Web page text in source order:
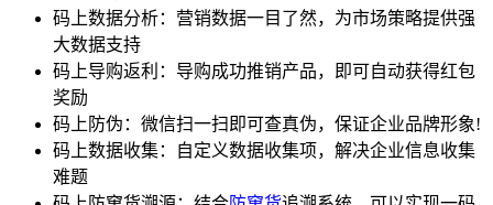
码上数据分析：营销数据一目了然，为市场策略提供强
大数据支持
码上导购返利：导购成功推销产品，即可自动获得红包
奖励
码上防伪：微信扫一扫即可查真伪，保证企业品牌形象!
码上数据收集：自定义数据收集项，解决企业信息收集
难题